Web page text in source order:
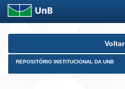
Skip
Voltar
REPOSITÓRIO INSTITUCIONAL DA UNB